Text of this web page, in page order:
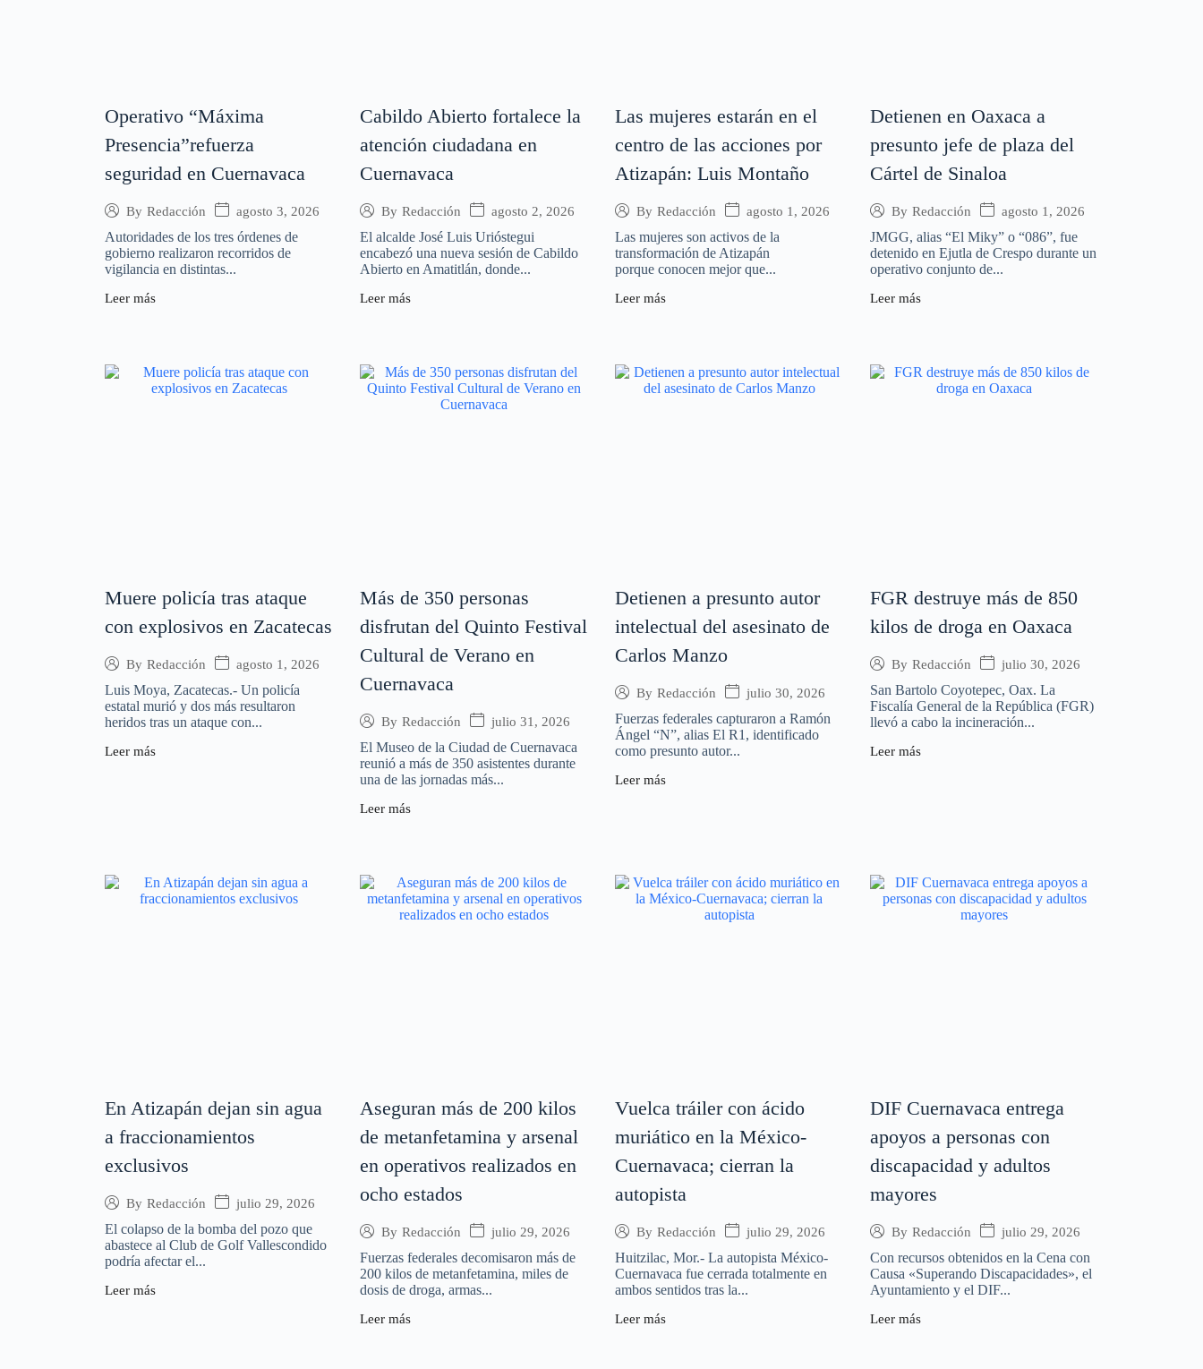
Operativo “Máxima
Presencia”refuerza
seguridad en Cuernavaca
By Redacción agosto 3, 2026
Autoridades de los tres órdenes de
gobierno realizaron recorridos de
vigilancia en distintas...
Leer más
Cabildo Abierto fortalece la
atención ciudadana en
Cuernavaca
By Redacción agosto 2, 2026
El alcalde José Luis Urióstegui
encabezó una nueva sesión de Cabildo
Abierto en Amatitlán, donde...
Leer más
Las mujeres estarán en el
centro de las acciones por
Atizapán: Luis Montaño
By Redacción agosto 1, 2026
Las mujeres son activos de la
transformación de Atizapán
porque conocen mejor que...
Leer más
Detienen en Oaxaca a
presunto jefe de plaza del
Cártel de Sinaloa
By Redacción agosto 1, 2026
JMGG, alias “El Miky” o “086”, fue
detenido en Ejutla de Crespo durante un
operativo conjunto de...
Leer más
Muere policía tras ataque
con explosivos en Zacatecas
By Redacción agosto 1, 2026
Luis Moya, Zacatecas.- Un policía
estatal murió y dos más resultaron
heridos tras un ataque con...
Leer más
Más de 350 personas
disfrutan del Quinto Festival
Cultural de Verano en
Cuernavaca
By Redacción julio 31, 2026
El Museo de la Ciudad de Cuernavaca
reunió a más de 350 asistentes durante
una de las jornadas más...
Leer más
Detienen a presunto autor
intelectual del asesinato de
Carlos Manzo
By Redacción julio 30, 2026
Fuerzas federales capturaron a Ramón
Ángel “N”, alias El R1, identificado
como presunto autor...
Leer más
FGR destruye más de 850
kilos de droga en Oaxaca
By Redacción julio 30, 2026
San Bartolo Coyotepec, Oax. La
Fiscalía General de la República (FGR)
llevó a cabo la incineración...
Leer más
En Atizapán dejan sin agua
a fraccionamientos
exclusivos
By Redacción julio 29, 2026
El colapso de la bomba del pozo que
abastece al Club de Golf Vallescondido
podría afectar el...
Leer más
Aseguran más de 200 kilos
de metanfetamina y arsenal
en operativos realizados en
ocho estados
By Redacción julio 29, 2026
Fuerzas federales decomisaron más de
200 kilos de metanfetamina, miles de
dosis de droga, armas...
Leer más
Vuelca tráiler con ácido
muriático en la México-
Cuernavaca; cierran la
autopista
By Redacción julio 29, 2026
Huitzilac, Mor.- La autopista México-
Cuernavaca fue cerrada totalmente en
ambos sentidos tras la...
Leer más
DIF Cuernavaca entrega
apoyos a personas con
discapacidad y adultos
mayores
By Redacción julio 29, 2026
Con recursos obtenidos en la Cena con
Causa «Superando Discapacidades», el
Ayuntamiento y el DIF...
Leer más